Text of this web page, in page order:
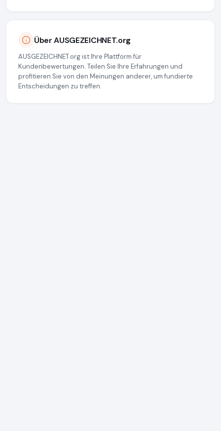
Über AUSGEZEICHNET.org
AUSGEZEICHNET.org ist Ihre Plattform für
Kundenbewertungen. Teilen Sie Ihre Erfahrungen und
profitieren Sie von den Meinungen anderer, um fundierte
Entscheidungen zu treffen.